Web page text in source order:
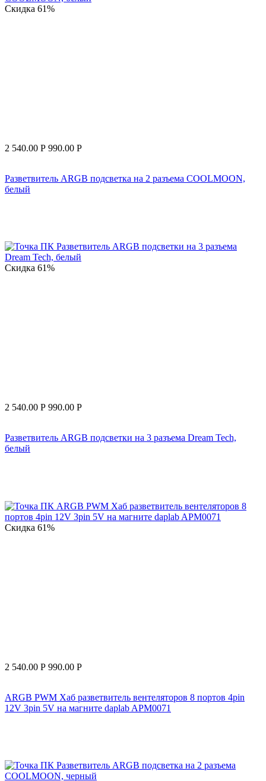
Скидка 61%
2 540.00 Р 990.00 Р
Разветвитель ARGB подсветка на 2 разъема COOLMOON,
белый
Скидка 61%
2 540.00 Р 990.00 Р
Разветвитель ARGB подсветки на 3 разъема Dream Tech,
белый
Скидка 61%
2 540.00 Р 990.00 Р
ARGB PWM Хаб разветвитель вентеляторов 8 портов 4pin
12V 3pin 5V на магните daplab APM0071